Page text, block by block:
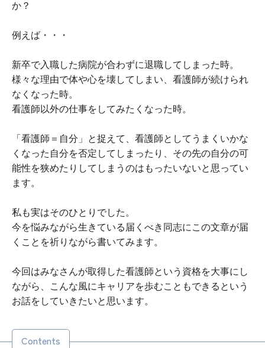
か？
例えば・・・
新卒で入職した病院が合わずに退職してしまった時。
様々な理由で体や心を壊してしまい、看護師が続けられ
なくなった時。
看護師以外の仕事をしてみたくなった時。
「看護師＝自分」と捉えて、看護師としてうまくいかな
くなった自分を否定してしまったり、その先の自分の可
能性を狭めたりしてしまうのはもったいないと思ってい
ます。
私も実はそのひとりでした。
今を悩みながら生きている届くべき同志にこの文章が届
くことを祈りながら書いてみます。
今回はみなさんが取得した看護師という資格を大事にし
ながら、こんな風にキャリアを歩むこともできるという
お話をしていきたいと思います。
Contents